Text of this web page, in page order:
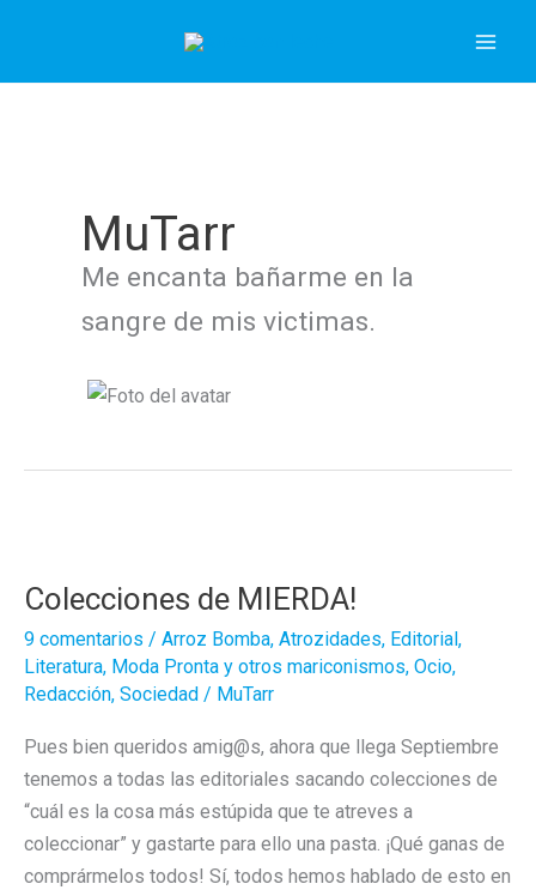
contenido
MuTarr
Me encanta bañarme en la
sangre de mis victimas.
Colecciones de MIERDA!
9 comentarios / Arroz Bomba, Atrozidades, Editorial ,
Literatura, Moda Pronta y otros mariconismos, Ocio,
Redacción, Sociedad / MuTarr
Pues bien queridos amig@s, ahora que llega Septiembre
tenemos a todas las editoriales sacando colecciones de
“cuál es la cosa más estúpida que te atreves a
coleccionar” y gastarte para ello una pasta. ¡Qué ganas de
comprármelos todos! Sí, todos hemos hablado de esto en